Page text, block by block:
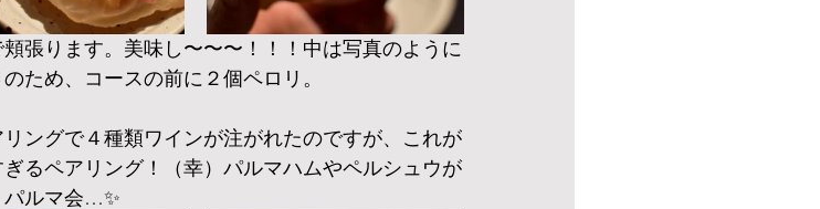
張ります。美味し〜〜〜！！！中は写真のように
ため、コースの前に２個ペロリ。
ングで４種類ワインが注がれたのですが、これが
るペアリング！（幸）パルマハムやペルシュウが
パルマ会…✨